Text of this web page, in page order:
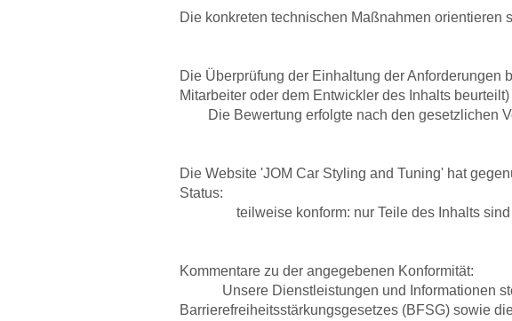
Die konkreten technischen Maßnahmen orientieren
Die Überprüfung der Einhaltung der Anforderungen
Mitarbeiter oder dem Entwickler des Inhalts
Die Bewertung erfolgte nach den gesetzlichen
Die Website 'JOM Car Styling and Tuning' hat
Status:
teilweise konform: nur Teile des
Kommentare zu der angegebenen Konformität:
Unsere Dienstleistungen und Informationen
Barrierefreiheitsstärkungsgesetzes (BFSG) sowie